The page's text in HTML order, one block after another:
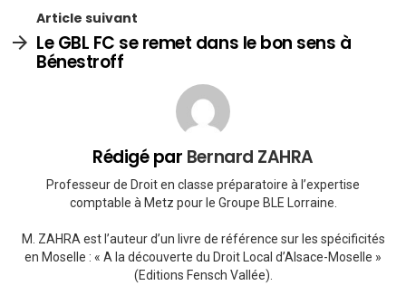
Article suivant
Le GBL FC se remet dans le bon sens à
Bénestroff
Rédigé par Bernard ZAHRA
Professeur de Droit en classe préparatoire à l’expertise
comptable à Metz pour le Groupe BLE Lorraine.
M. ZAHRA est l’auteur d’un livre de référence sur les spécificités
en Moselle : « A la découverte du Droit Local d’Alsace-Moselle »
(Editions Fensch Vallée).